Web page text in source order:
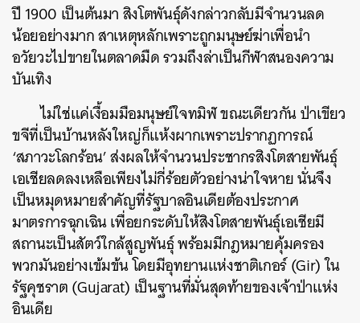
ปี 1900 เป็นต้นมา สิงโตพันธุ์ดังกล่าวกลับมีจำนวนลด
น้อยอย่างมาก สาเหตุหลักเพราะถูกมนุษย์ฆ่าเพื่อนำ
อวัยวะไปขายในตลาดมืด รวมถึงล่าเป็นกีฬาสนองความ
บันเทิง
ไม่ใช่แค่เงื้อมมือมนุษย์ใจทมิฬ ขณะเดียวกัน ป่าเขียว
ขจีที่เป็นบ้านหลังใหญ่ก็แห้งผากเพราะปรากฏการณ์
‘สภาวะโลกร้อน’ ส่งผลให้จำนวนประชากรสิงโตสายพันธ์ุ
เอเชียลดลงเหลือเพียงไม่กี่ร้อยตัวอย่างน่าใจหาย นั่นจึง
เป็นหมุดหมายสำคัญที่รัฐบาลอินเดียต้องประกาศ
มาตรการฉุกเฉิน เพื่อยกระดับให้สิงโตสายพันธุ์เอเชียมี
สถานะเป็นสัตว์ใกล้สูญพันธ์ุ พร้อมมีกฎหมายคุ้มครอง
พวกมันอย่างเข้มข้น โดยมีอุทยานแห่งชาติเกอร์ (Gir) ใน
รัฐคุชราต (Gujarat) เป็นฐานที่มั่นสุดท้ายของเจ้าป่าแห่ง
อินเดีย